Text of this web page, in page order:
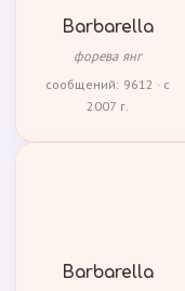
Barbarella
форева янг
сообщений: 9612 · с
2007 г.
Barbarella